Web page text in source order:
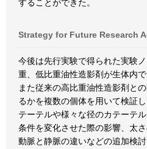
することができた。
Strategy for Future Research
今後は先行実験で得られた実験
重、低比重油性造影剤が生体内
また従来の高比重油性造影剤と
るかを複数の個体を用いて検証
テーテルや様々な径のカテーテ
条件を変化させた際の影響、太
動脈と静脈の違いなどの追加検